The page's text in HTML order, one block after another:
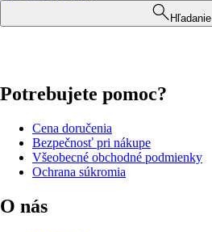
Hľadanie
Potrebujete pomoc?
Cena doručenia
Bezpečnosť pri nákupe
Všeobecné obchodné podmienky
Ochrana súkromia
O nás